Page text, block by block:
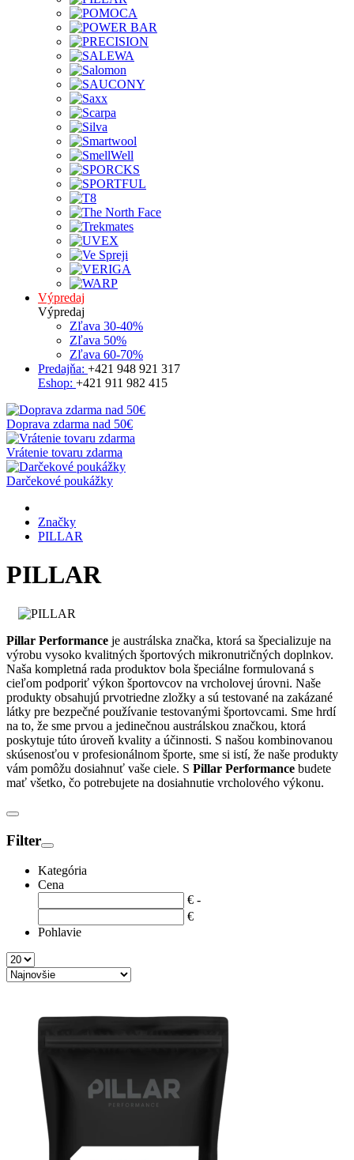
Výpredaj
Výpredaj
Zľava 30-40%
Zľava 50%
Zľava 60-70%
Predajňa: +421 948 921 317
Eshop: +421 911 982 415
Doprava zdarma nad 50€
Vrátenie tovaru zdarma
Darčekové poukážky
Značky
PILLAR
PILLAR
Pillar Performance je austrálska značka, ktorá sa špecializuje na
výrobu vysoko kvalitných športových mikronutričných doplnkov.
Naša kompletná rada produktov bola špeciálne formulovaná s
cieľom podporiť výkon športovcov na vrcholovej úrovni. Naše
produkty obsahujú prvotriedne zložky a sú testované na zakázané
látky pre bezpečné používanie testovanými športovcami. Sme hrdí
na to, že sme prvou a jedinečnou austrálskou značkou, ktorá
poskytuje túto úroveň kvality a účinnosti. S našou kombinovanou
skúsenosťou v profesionálnom športe, sme si istí, že naše produkty
vám pomôžu dosiahnuť vaše ciele. S Pillar Performance budete
mať všetko, čo potrebujete na dosiahnutie vrcholového výkonu.
Filter
Kategória
Cena
€ -
€
Pohlavie